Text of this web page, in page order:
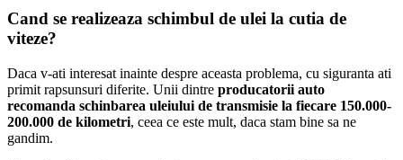
Cand se realizeaza schimbul de ulei la cutia de
viteze?
Daca v-ati interesat inainte despre aceasta problema, cu siguranta ati
primit rapsunsuri diferite. Unii dintre producatorii auto
recomanda schinbarea uleiului de transmisie la fiecare 150.000-
200.000 de kilometri, ceea ce este mult, daca stam bine sa ne
gandim.